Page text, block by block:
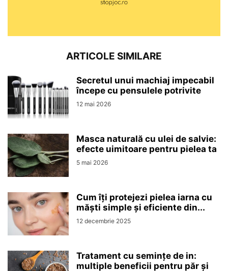
ARTICOLE SIMILARE
Secretul unui machiaj impecabil
începe cu pensulele potrivite
12 mai 2026
Masca naturală cu ulei de salvie:
efecte uimitoare pentru pielea ta
5 mai 2026
Cum îți protejezi pielea iarna cu
măști simple și eficiente din...
12 decembrie 2025
Tratament cu semințe de in:
multiple beneficii pentru păr și